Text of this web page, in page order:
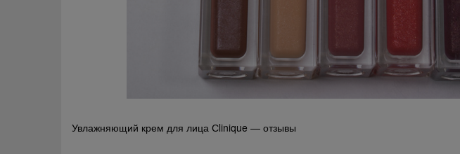
Навигация
Увлажняющий крем для лица Сlinique — отзывы